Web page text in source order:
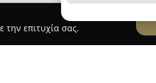
την επιτυχία σας.